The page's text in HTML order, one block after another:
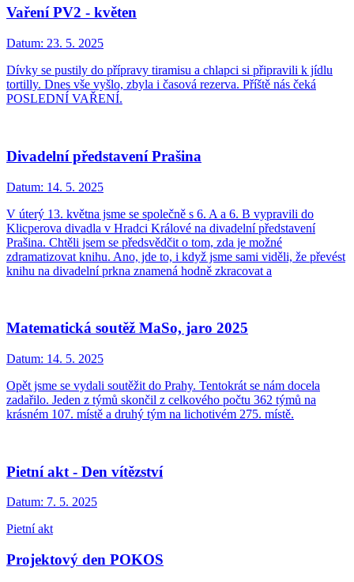
Vaření PV2 - květen
Datum: 23. 5. 2025
Dívky se pustily do přípravy tiramisu a chlapci si připravili k jídlu
tortilly. Dnes vše vyšlo, zbyla i časová rezerva. Příště nás čeká
POSLEDNÍ VAŘENÍ.
Divadelní představení Prašina
Datum: 14. 5. 2025
V úterý 13. května jsme se společně s 6. A a 6. B vypravili do
Klicperova divadla v Hradci Králové na divadelní představení
Prašina. Chtěli jsem se předsvědčit o tom, zda je možné
zdramatizovat knihu. Ano, jde to, i když jsme sami viděli, že převést
knihu na divadelní prkna znamená hodně zkracovat a
Matematická soutěž MaSo, jaro 2025
Datum: 14. 5. 2025
Opět jsme se vydali soutěžit do Prahy. Tentokrát se nám docela
zadařilo. Jeden z týmů skončil z celkového počtu 362 týmů na
krásném 107. místě a druhý tým na lichotivém 275. místě.
Pietní akt - Den vítězství
Datum: 7. 5. 2025
Pietní akt
Projektový den POKOS